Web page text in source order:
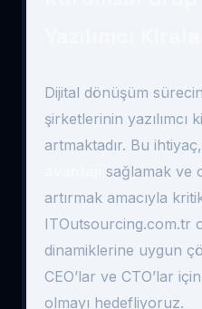
Dijital dönüşüm
şirketlerinin yazılımcı
artmaktadır. Bu
sağlamak ve
artırmak amacıyla
ITOutsourcing.com.tr
dinamiklerine uygun
CEO’lar ve CTO’lar
olmayı hedefliyoruz.